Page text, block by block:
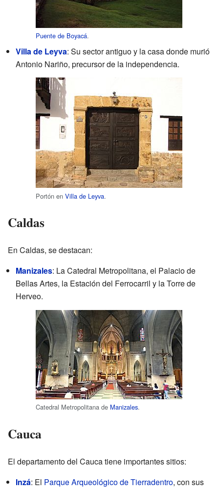
Puente de Boyacá.
Villa de Leyva: Su sector antiguo y la casa donde murió
Antonio Nariño, precursor de la independencia.
Portón en Villa de Leyva.
Caldas
En Caldas, se destacan:
Manizales: La Catedral Metropolitana, el Palacio de
Bellas Artes, la Estación del Ferrocarril y la Torre de
Herveo.
Catedral Metropolitana de Manizales.
Cauca
El departamento del Cauca tiene importantes sitios:
Inzá: El Parque Arqueológico de Tierradentro, con sus